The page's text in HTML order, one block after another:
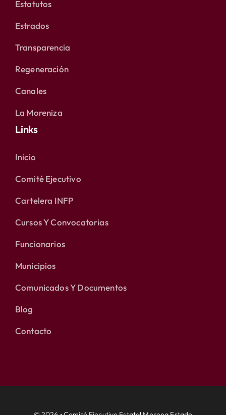
Estatutos
Estrados
Transparencia
Regeneración
Canales
La Moreniza
Links
Inicio
Comité Ejecutivo
Cartelera INFP
Cursos Y Convocatorias
Funcionarios
Municipios
Comunicados Y Documentos
Blog
Contacto